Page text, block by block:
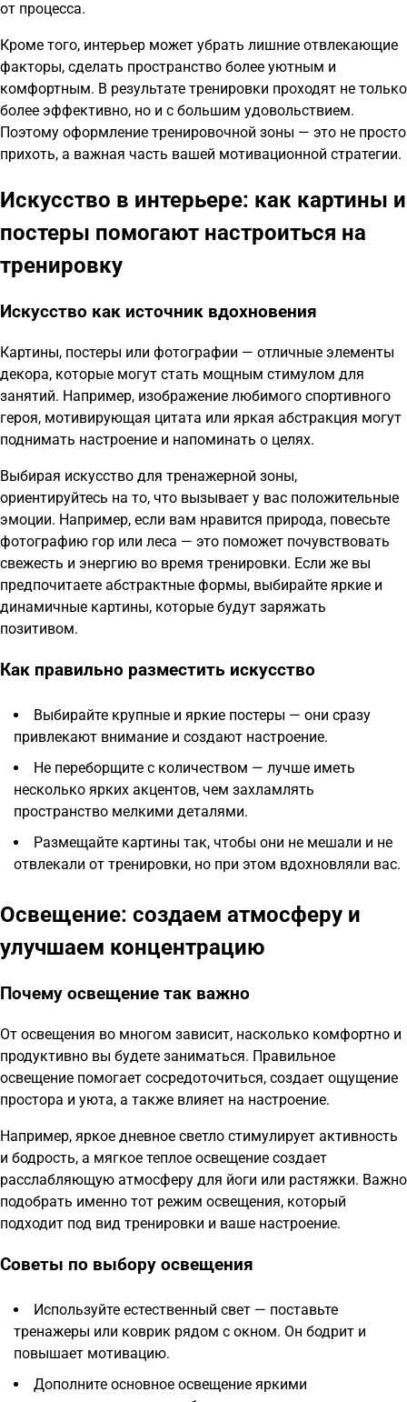
от процесса.
Кроме того, интерьер может убрать лишние отвлекающие
факторы, сделать пространство более уютным и
комфортным. В результате тренировки проходят не только
более эффективно, но и с большим удовольствием.
Поэтому оформление тренировочной зоны — это не просто
прихоть, а важная часть вашей мотивационной стратегии.
Искусство в интерьере: как картины и
постеры помогают настроиться на
тренировку
Искусство как источник вдохновения
Картины, постеры или фотографии — отличные элементы
декора, которые могут стать мощным стимулом для
занятий. Например, изображение любимого спортивного
героя, мотивирующая цитата или яркая абстракция могут
поднимать настроение и напоминать о целях.
Выбирая искусство для тренажерной зоны,
ориентируйтесь на то, что вызывает у вас положительные
эмоции. Например, если вам нравится природа, повесьте
фотографию гор или леса — это поможет почувствовать
свежесть и энергию во время тренировки. Если же вы
предпочитаете абстрактные формы, выбирайте яркие и
динамичные картины, которые будут заряжать
позитивом.
Как правильно разместить искусство
Выбирайте крупные и яркие постеры — они сразу
привлекают внимание и создают настроение.
Не переборщите с количеством — лучше иметь
несколько ярких акцентов, чем захламлять
пространство мелкими деталями.
Размещайте картины так, чтобы они не мешали и не
отвлекали от тренировки, но при этом вдохновляли вас.
Освещение: создаем атмосферу и
улучшаем концентрацию
Почему освещение так важно
От освещения во многом зависит, насколько комфортно и
продуктивно вы будете заниматься. Правильное
освещение помогает сосредоточиться, создает ощущение
простора и уюта, а также влияет на настроение.
Например, яркое дневное светло стимулирует активность
и бодрость, а мягкое теплое освещение создает
расслабляющую атмосферу для йоги или растяжки. Важно
подобрать именно тот режим освещения, который
подходит под вид тренировки и ваше настроение.
Советы по выбору освещения
Используйте естественный свет — поставьте
тренажеры или коврик рядом с окном. Он бодрит и
повышает мотивацию.
Дополните основное освещение яркими